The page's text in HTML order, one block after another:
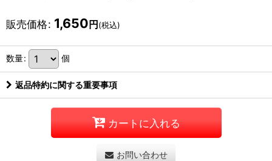
販売価格: 1,650 円 (税込)
数量: 個
返品特約に関する重要事項
カートに入れる
お問い合わせ